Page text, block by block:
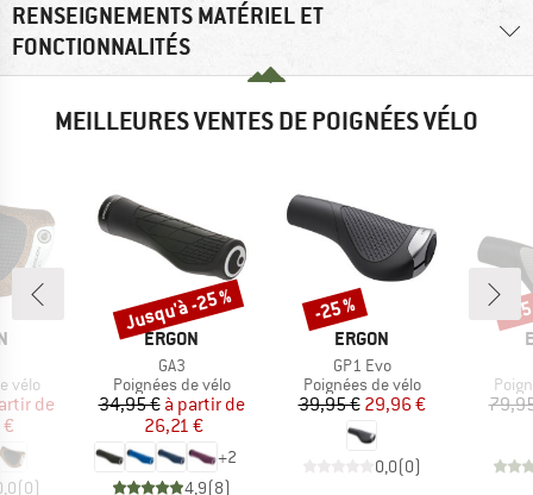
RENSEIGNEMENTS MATÉRIEL ET
FONCTIONNALITÉS
MEILLEURES VENTES DE POIGNÉES VÉLO
vélo
réduit
de
(0)
MARQUE
ERGON
Article
GA3
Product group
Poignées de vélo
Prix
34,95 € Prix réduit
à partir de
26,21 €
+2
4,9(8)
Remise
Jusqu'à -25 %
MARQUE
ERGON
Article
GP1 Evo
Product group
Poignées de vélo
Prix
39,95 €Prix réduit
29,96 €
0,0(0)
Remise
-25 % -